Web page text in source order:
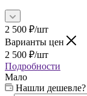
2 500 ₽/шт
Варианты цен
2 500 ₽/шт
Подробности
Мало
Нашли дешевле?